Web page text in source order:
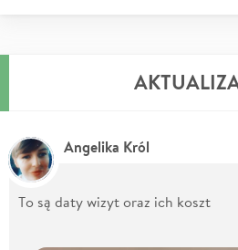
Angelika Król
To są daty wizyt oraz ich koszt